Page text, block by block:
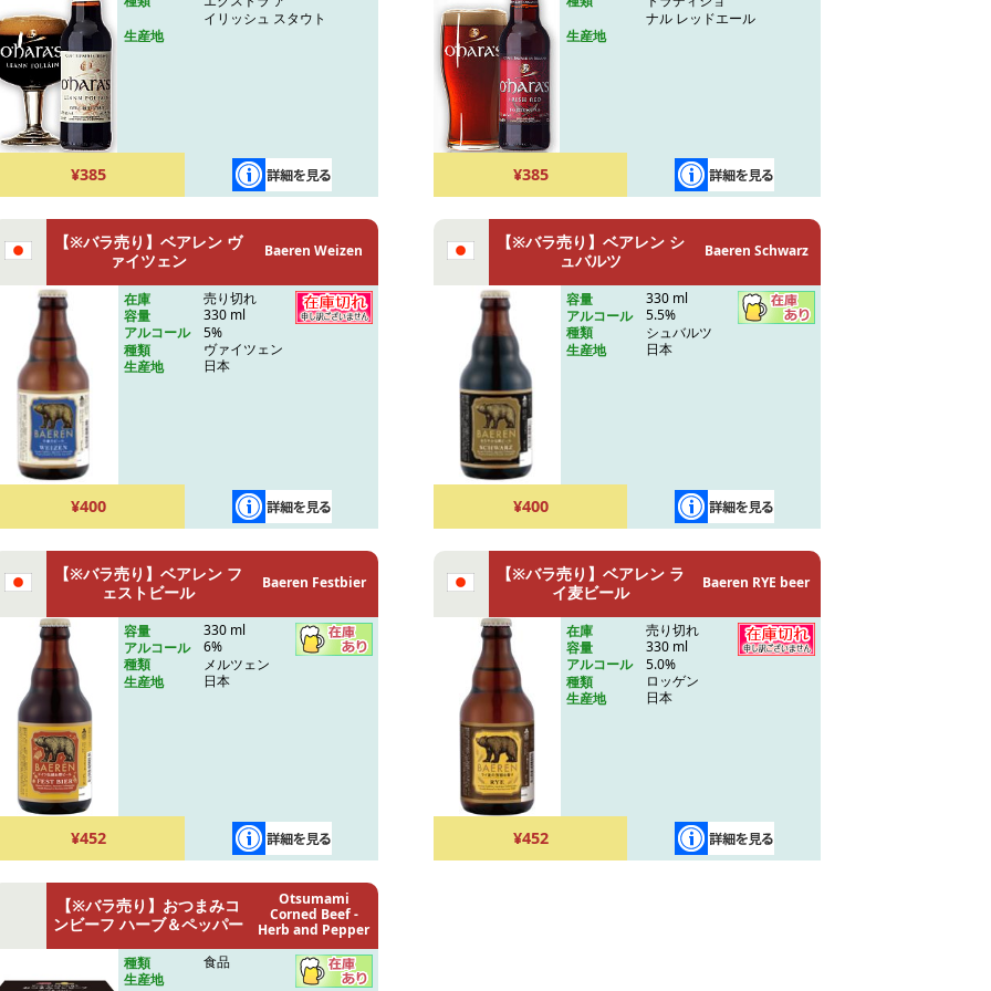
イリッシュ スタウト
生産地
¥385
ナル レッドエール
生産地
¥385
【※バラ売り】ベアレン ヴ
ァイツェン
Baeren Weizen
在庫
売り切れ
容量
330 ml
アルコール
5%
種類
ヴァイツェン
生産地
日本
¥400
【※バラ売り】ベアレン シ
ュバルツ
Baeren Schwarz
容量
330 ml
アルコール
5.5%
種類
シュバルツ
生産地
日本
¥400
【※バラ売り】ベアレン フ
ェストビール
Baeren Festbier
容量
330 ml
アルコール
6%
種類
メルツェン
生産地
日本
¥452
【※バラ売り】ベアレン ラ
イ麦ビール
Baeren RYE beer
在庫
売り切れ
容量
330 ml
アルコール
5.0%
種類
ロッゲン
生産地
日本
¥452
【※バラ売り】おつまみコ
ンビーフ ハーブ＆ペッパー
Otsumami
Corned Beef -
Herb and Pepper
種類
食品
生産地